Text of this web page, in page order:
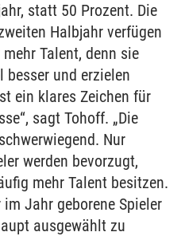
statt 50 Prozent. Die
Halbjahr verfügen
Talent, denn sie
und erzielen
ein klares Zeichen für
sagt Tohoff. „Die
Nur
werden bevorzugt,
mehr Talent besitzen.
Jahr geborene Spieler
ausgewählt zu